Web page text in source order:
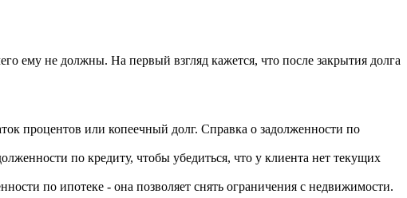
ему не должны. На первый взгляд кажется, что после закрытия долга
процентов или копеечный долг. Справка о задолженности по
по кредиту, чтобы убедиться, что у клиента нет текущих
по ипотеке - она позволяет снять ограничения с недвижимости.